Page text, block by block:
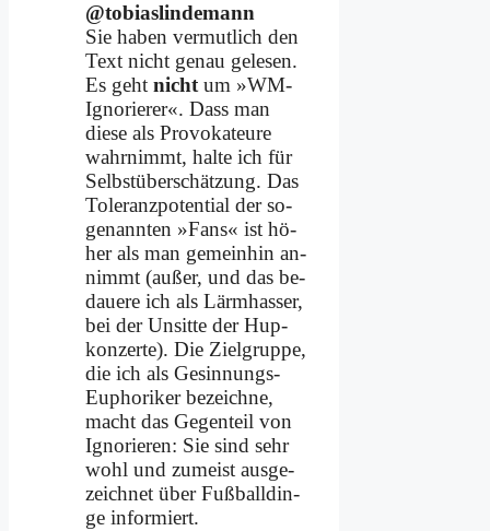
@tobiaslindemann
Sie ha­ben ver­mut­lich den
Text nicht ge­nau ge­le­sen.
Es geht nichtum »WM-
Igno­rie­rer«. Dass man
die­se als Pro­vo­ka­teu­re
wahr­nimmt, hal­te ich für
Selbst­über­schät­zung. Das
To­le­ranz­po­ten­ti­al der so­
ge­nann­ten »Fans« ist hö­
her als man ge­mein­hin an­
nimmt (au­ßer, und das be­
daue­re ich als Lärm­has­ser,
bei der Un­sit­te der Hup­
kon­zer­te). Die Ziel­grup­pe,
die ich als Ge­sin­nungs-
Eu­pho­ri­ker be­zeich­ne,
macht das Ge­gen­teil von
Igno­rie­ren: Sie sind sehr
wohl und zu­meist aus­ge­
zeich­net über Fuß­ball­din­
ge in­for­miert.